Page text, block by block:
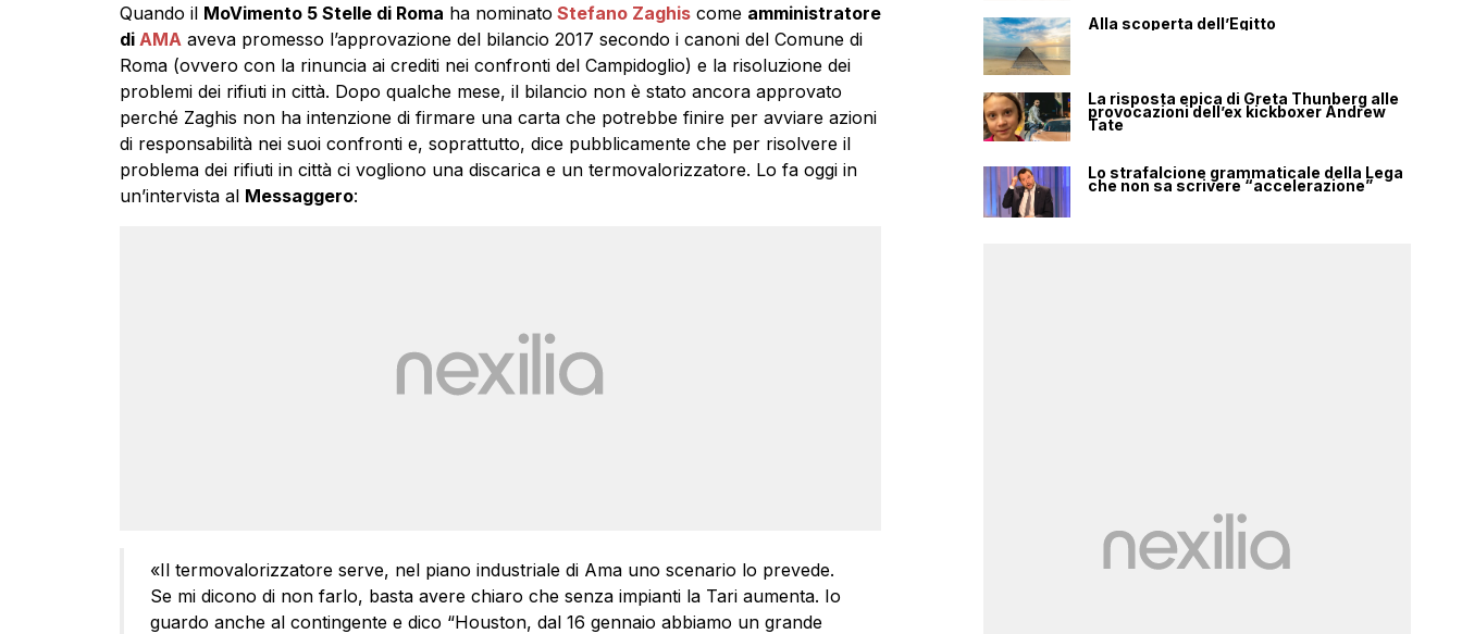
Quando il MoVimento 5 Stelle di Roma ha nominato Stefano Zaghiscome amministratore
di AMA aveva promesso l’approvazione del bilancio 2017 secondo i canoni del Comune di
Roma (ovvero con la rinuncia ai crediti nei confronti del Campidoglio) e la risoluzione dei
problemi dei rifiuti in città. Dopo qualche mese, il bilancio non è stato ancora approvato
perché Zaghis non ha intenzione di firmare una carta che potrebbe finire per avviare azioni
di responsabilità nei suoi confronti e, soprattutto, dice pubblicamente che per risolvere il
problema dei rifiuti in città ci vogliono una discarica e un termovalorizzatore. Lo fa oggi in
un’intervista al Messaggero:
«Il termovalorizzatore serve, nel piano industriale di Ama uno scenario lo prevede.
Se mi dicono di non farlo, basta avere chiaro che senza impianti la Tari aumenta. Io
guardo anche al contingente e dico “Houston, dal 16 gennaio abbiamo un grande
Alla scoperta dell’Egitto
La risposta epica di Greta Thunberg alle
provocazioni dell’ex kickboxer Andrew
Tate
Lo strafalcione grammaticale della Lega
che non sa scrivere “accelerazione”